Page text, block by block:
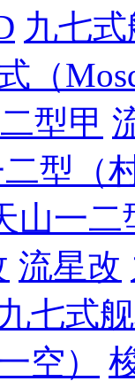
九七
（
型甲
型（
山一二
流星改
九七式
空）